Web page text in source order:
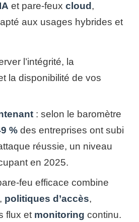
et pare-feux cloud ,
aux usages hybrides et
l’intégrité, la
la disponibilité de vos
: selon le baromètre
% des entreprises ont subi
réussie, un niveau
en 2025.
feu efficace combine
, politiques d’accès,
flux et monitoring continu.